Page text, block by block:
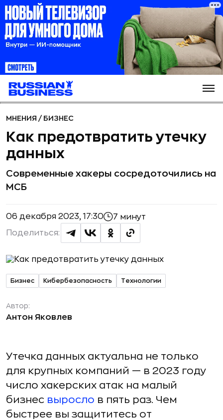
МНЕНИЯ / БИЗНЕС
Как предотвратить утечку
данных
Современные хакеры сосредоточились на
МСБ
06 декабря 2023, 17:30 7 минут
Поделиться:
Бизнес Кибербезопасность Технологии
Автор:
Антон Яковлев
Утечка данных актуальна не только
для крупных компаний — в 2023 году
число хакерских атак на малый
бизнес выросло в пять раз. Чем
быстрее вы защититесь от